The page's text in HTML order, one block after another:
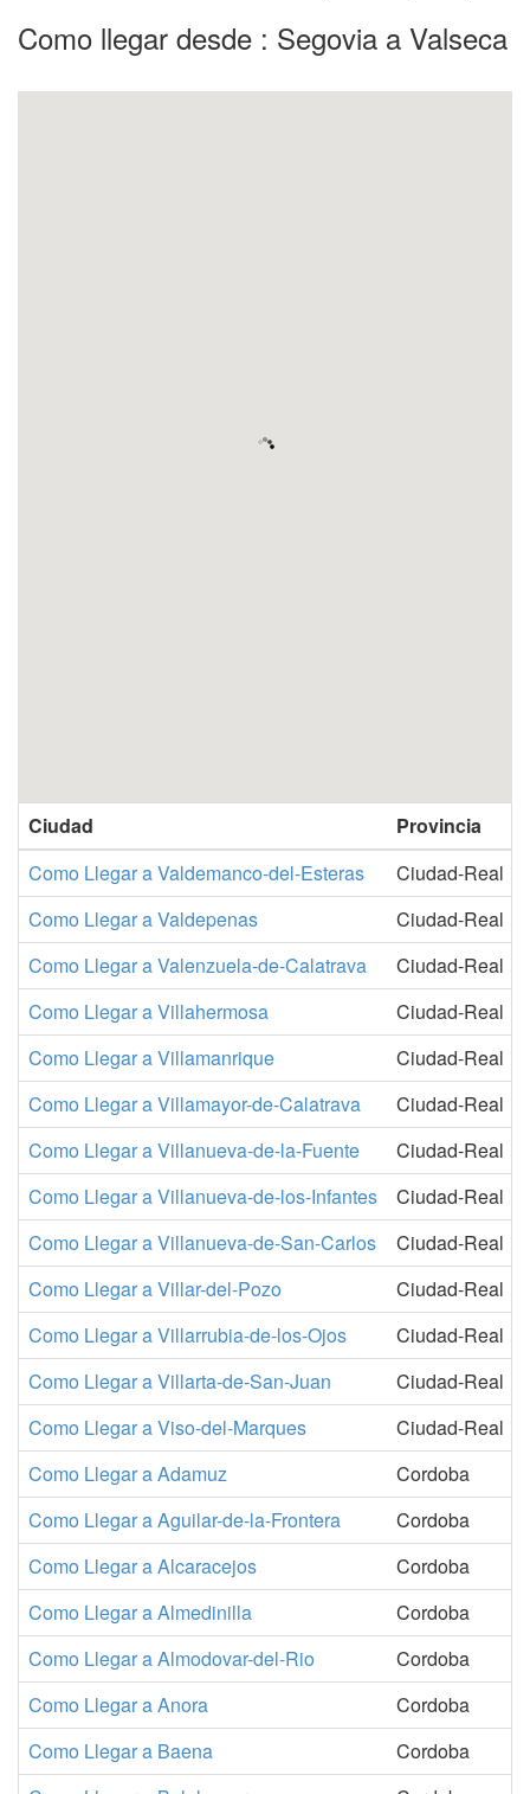
Como llegar desde : Segovia a Valseca
Ciudad
Provincia
Como Llegar a Valdemanco-del-Esteras
Ciudad-Real
Como Llegar a Valdepenas
Ciudad-Real
Como Llegar a Valenzuela-de-Calatrava
Ciudad-Real
Como Llegar a Villahermosa
Ciudad-Real
Como Llegar a Villamanrique
Ciudad-Real
Como Llegar a Villamayor-de-Calatrava
Ciudad-Real
Como Llegar a Villanueva-de-la-Fuente
Ciudad-Real
Como Llegar a Villanueva-de-los-Infantes
Ciudad-Real
Como Llegar a Villanueva-de-San-Carlos
Ciudad-Real
Como Llegar a Villar-del-Pozo
Ciudad-Real
Como Llegar a Villarrubia-de-los-Ojos
Ciudad-Real
Como Llegar a Villarta-de-San-Juan
Ciudad-Real
Como Llegar a Viso-del-Marques
Ciudad-Real
Como Llegar a Adamuz
Cordoba
Como Llegar a Aguilar-de-la-Frontera
Cordoba
Como Llegar a Alcaracejos
Cordoba
Como Llegar a Almedinilla
Cordoba
Como Llegar a Almodovar-del-Rio
Cordoba
Como Llegar a Anora
Cordoba
Como Llegar a Baena
Cordoba